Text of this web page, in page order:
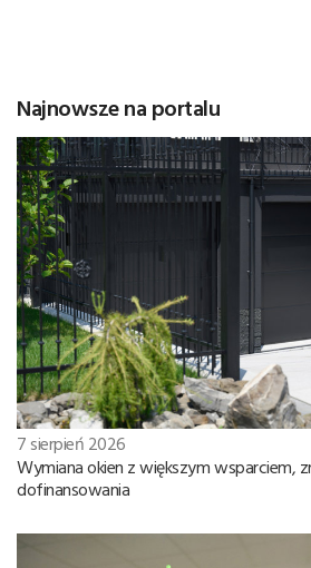
Najnowsze na portalu
7 sierpień 2026
Wymiana okien z większym wsparciem,
dofinansowania